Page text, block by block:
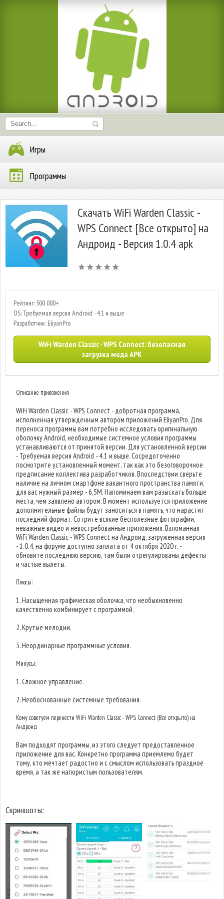
Игры
Программы
Скачать WiFi Warden Classic -
WPS Connect [Все открыто] на
Андроид - Версия 1.0.4 apk
Рейтинг: 500 000+
OS: Требуемая версия Android - 4.1 и выше
Разработчик: EliyanPro
WiFi Warden Classic - WPS Connect: безопасная
загрузка мода APK
Описание приложения
WiFi Warden Classic - WPS Connect - добротная программа,
исполненная утвержденным автором приложений EliyanPro. Для
переноса программы вам потребно исследовать оригинальную
оболочку Android, необходимые системное условия программы
устанавливаются от принятой версии. Для установленной версии
- Требуемая версия Android - 4.1 и выше. Сосредоточенно
посмотрите установленный момент, так как это безоговорочное
предписание коллектива разработчиков. Впоследствии сверьте
наличие на личном смартфоне вакантного пространства памяти,
для вас нужный размер - 6,5M. Напоминаем вам разыскать больше
места, чем заявлено автором. В момент используется приложение
дополнительные файлы будут заноситься в память, что нарастит
последний формат. Сотрите всякие бесполезные фотографии,
неважные видео и невостребованные приложения. Взломанная
WiFi Warden Classic - WPS Connect на Андроид, загруженная версия
- 1.0.4, на форуме доступно заплата от 4 октября 2020 г. -
обновите последнюю версию, там были отрегулированы дефекты
и частые вылеты.
Плюсы:
1. Насыщенная графическая оболочка, что необыкновенно
качественно комбинирует с программой.
2. Крутые мелодии.
3. Неординарные программные условия.
Минусы:
1. Сложное управление.
2. Необоснованные системные требования.
Кому советуем перенести WiFi Warden Classic - WPS Connect (Все открыто) на
Андроид
Вам подходят программы, из этого следует предоставленное
приложение для вас. Конкретно программа приемлемо будет
тому, кто мечтает радостно и с смыслом использовать праздное
время, а так же напористым пользователям.
Скриншоты: